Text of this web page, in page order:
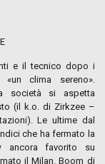
e il tecnico dopo i
clima sereno».
società si aspetta
(il k.o. di Zirkzee –
Le ultime dal
che ha fermato la
ancora favorito su
il Milan. Boom di